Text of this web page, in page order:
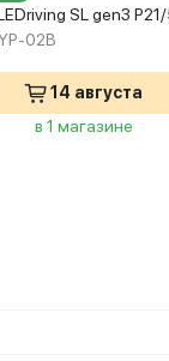
SL gen3
02B
14 августа
в 1 магазине